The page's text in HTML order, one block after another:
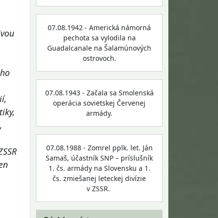
07.08.1942 - Americká námorná
pechota sa vylodila na
Guadalcanale na Šalamúnových
ostrovoch.
07.08.1943 - Začala sa Smolenská
operácia sovietskej Červenej
armády.
07.08.1988 - Zomrel pplk. let. Ján
Samaš, účastník SNP – príslušník
1. čs. armády na Slovensku a 1.
čs. zmiešanej leteckej divízie
v ZSSR.